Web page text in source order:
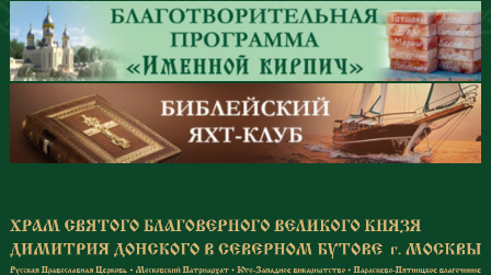
Перейти к основному содержанию